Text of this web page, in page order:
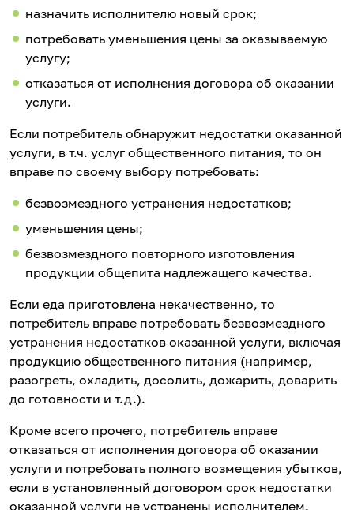
назначить исполнителю новый срок;
потребовать уменьшения цены за оказываемую
услугу;
отказаться от исполнения договора об оказании
услуги.
Если потребитель обнаружит недостатки оказанной
услуги, в т.ч. услуг общественного питания, то он
вправе по своему выбору потребовать:
безвозмездного устранения недостатков;
уменьшения цены;
безвозмездного повторного изготовления
продукции общепита надлежащего качества.
Если еда приготовлена некачественно, то
потребитель вправе потребовать безвозмездного
устранения недостатков оказанной услуги, включая
продукцию общественного питания (например,
разогреть, охладить, досолить, дожарить, доварить
до готовности и т.д.).
Кроме всего прочего, потребитель вправе
отказаться от исполнения договора об оказании
услуги и потребовать полного возмещения убытков,
если в установленный договором срок недостатки
оказанной услуги не устранены исполнителем.